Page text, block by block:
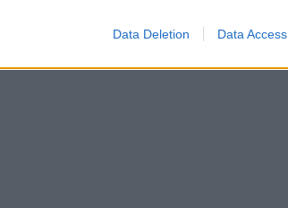
Data Deletion Data Access